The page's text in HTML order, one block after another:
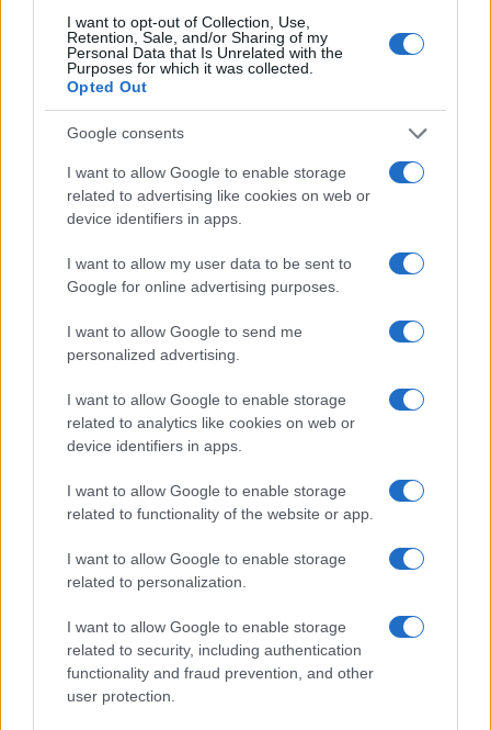
I want to opt-out of Collection, Use,
Retention, Sale, and/or Sharing of my
Personal Data that Is Unrelated with the
Purposes for which it was collected.
Opted Out
Google consents
I want to allow Google to enable storage
related to advertising like cookies on web or
device identifiers in apps.
I want to allow my user data to be sent to
Google for online advertising purposes.
I want to allow Google to send me
personalized advertising.
I want to allow Google to enable storage
related to analytics like cookies on web or
device identifiers in apps.
I want to allow Google to enable storage
related to functionality of the website or app.
I want to allow Google to enable storage
related to personalization.
I want to allow Google to enable storage
related to security, including authentication
functionality and fraud prevention, and other
user protection.
na srce i opće zdravlje. Problemi uglavnom nastaju
kod osoba koje već imaju refluks, osjetljiv probavni
sistem, alergije ili određena hronična stanja.
Najvažnije je pratiti kako vaše tijelo reaguje i po
potrebi se savjetovati s ljekarom ili nutricionistom,
umjesto oslanjanja na dramatične tvrdnje da je
neka namirnica potpuno „otrovna“ ili opasna za sve